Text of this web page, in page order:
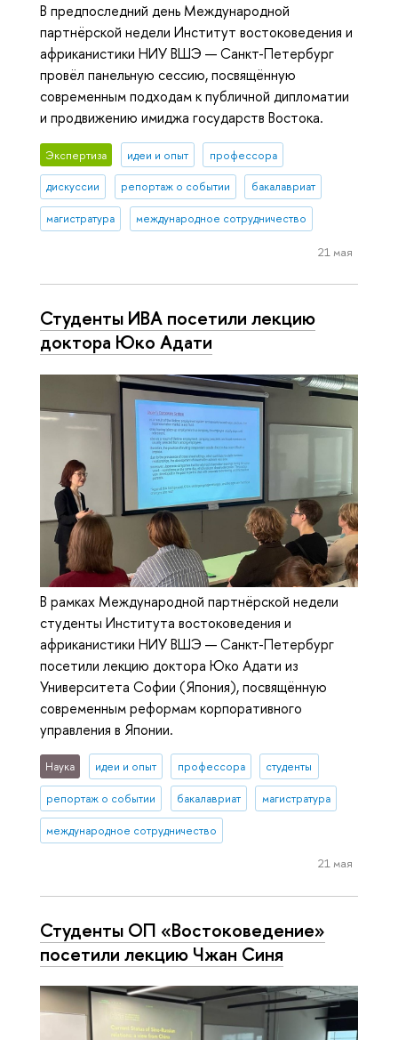
В предпоследний день Международной
партнёрской недели Институт востоковедения и
африканистики НИУ ВШЭ — Санкт-Петербург
провёл панельную сессию, посвящённую
современным подходам к публичной дипломатии
и продвижению имиджа государств Востока.
Экспертиза идеи и опыт профессора
дискуссии репортаж о событии бакалавриат
магистратура международное сотрудничество
21 мая
Студенты ИВА посетили лекцию
доктора Юко Адати
В рамках Международной партнёрской недели
студенты Института востоковедения и
африканистики НИУ ВШЭ — Санкт-Петербург
посетили лекцию доктора Юко Адати из
Университета Софии (Япония), посвящённую
современным реформам корпоративного
управления в Японии.
Наука идеи и опыт профессора студенты
репортаж о событии бакалавриат магистратура
международное сотрудничество
21 мая
Студенты ОП «Востоковедение»
посетили лекцию Чжан Синя